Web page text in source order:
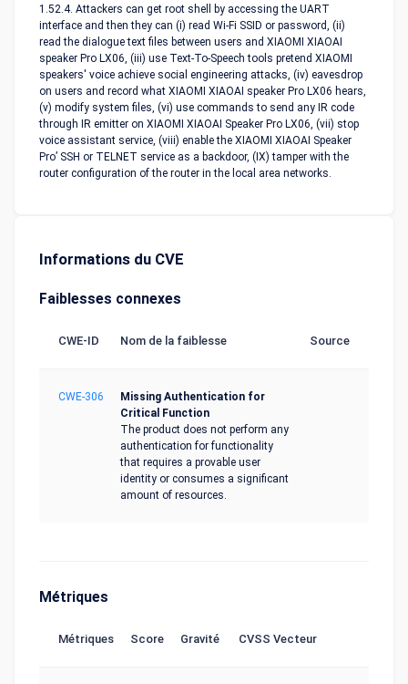
1.52.4. Attackers can get root shell by accessing the UART
interface and then they can (i) read Wi-Fi SSID or password, (ii)
read the dialogue text files between users and XIAOMI XIAOAI
speaker Pro LX06, (iii) use Text-To-Speech tools pretend XIAOMI
speakers' voice achieve social engineering attacks, (iv) eavesdrop
on users and record what XIAOMI XIAOAI speaker Pro LX06 hears,
(v) modify system files, (vi) use commands to send any IR code
through IR emitter on XIAOMI XIAOAI Speaker Pro LX06, (vii) stop
voice assistant service, (viii) enable the XIAOMI XIAOAI Speaker
Pro’ SSH or TELNET service as a backdoor, (IX) tamper with the
router configuration of the router in the local area networks.
Informations du CVE
Faiblesses connexes
CWE-ID Nom de la faiblesse Source
CWE-306
Missing Authentication for
Critical Function
The product does not perform any
authentication for functionality
that requires a provable user
identity or consumes a significant
amount of resources.
Métriques
Métriques Score Gravité CVSS Vecteur